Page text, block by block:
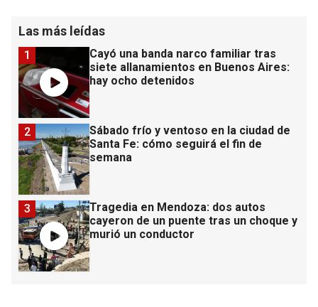
Las más leídas
Cayó una banda narco familiar tras
siete allanamientos en Buenos Aires:
hay ocho detenidos
1
Sábado frío y ventoso en la ciudad de
Santa Fe: cómo seguirá el fin de
semana
2
Tragedia en Mendoza: dos autos
cayeron de un puente tras un choque y
murió un conductor
3